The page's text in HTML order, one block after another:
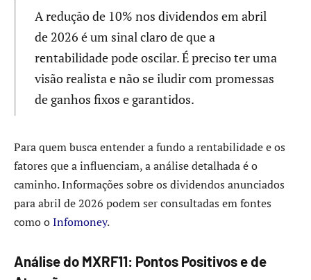
A redução de 10% nos dividendos em abril
de 2026 é um sinal claro de que a
rentabilidade pode oscilar. É preciso ter uma
visão realista e não se iludir com promessas
de ganhos fixos e garantidos.
Para quem busca entender a fundo a rentabilidade e os
fatores que a influenciam, a análise detalhada é o
caminho. Informações sobre os dividendos anunciados
para abril de 2026 podem ser consultadas em fontes
como oInfomoney.
Análise do MXRF11: Pontos Positivos e de